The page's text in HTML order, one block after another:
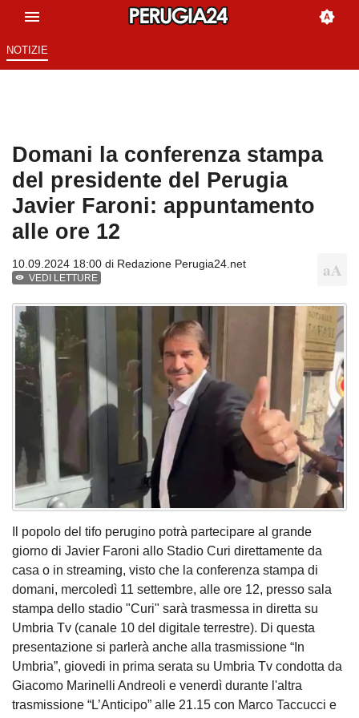
NOTIZIE
Domani la conferenza stampa
del presidente del Perugia
Javier Faroni: appuntamento
alle ore 12
10.09.2024 18:00 di Redazione Perugia24.net
VEDI LETTURE
Il popolo del tifo perugino potrà partecipare al grande
giorno di Javier Faroni allo Stadio Curi direttamente da
casa o in streaming, visto che la conferenza stampa di
domani, mercoledì 11 settembre, alle ore 12, presso sala
stampa dello stadio "Curi" sarà trasmessa in diretta su
Umbria Tv (canale 10 del digitale terrestre). Di questa
presentazione si parlerà anche alla trasmissione “In
Umbria”, giovedi in prima serata su Umbria Tv condotta da
Giacomo Marinelli Andreoli e venerdì durante l'altra
trasmissione “L’Anticipo” alle 21.15 con Marco Taccucci e